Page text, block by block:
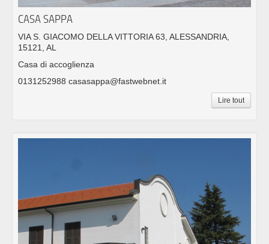
CASA SAPPA
VIA S. GIACOMO DELLA VITTORIA 63, ALESSANDRIA,
15121, AL
Casa di accoglienza
0131252988 casasappa@fastwebnet.it
Lire tout